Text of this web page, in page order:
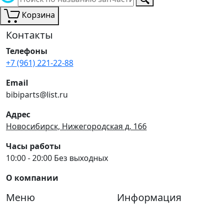
Корзина
Контакты
Телефоны
+7 (961) 221-22-88
Email
bibiparts@list.ru
Адрес
Новосибирск, Нижегородская д. 166
Часы работы
10:00 - 20:00 Без выходных
О компании
Меню Информация